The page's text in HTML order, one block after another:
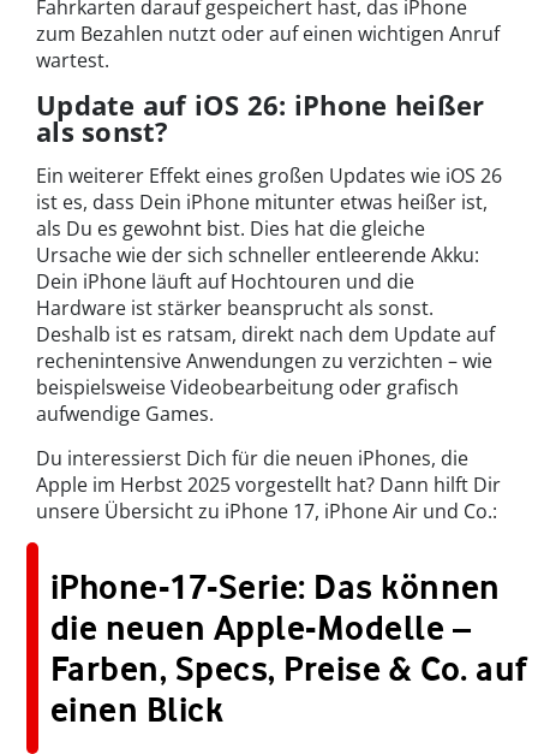
Fahrkarten darauf gespeichert hast, das iPhone
zum Bezahlen nutzt oder auf einen wichtigen Anruf
wartest.
Update auf iOS 26: iPhone heißer
als sonst?
Ein weiterer Effekt eines großen Updates wie iOS 26
ist es, dass Dein iPhone mitunter etwas heißer ist,
als Du es gewohnt bist. Dies hat die gleiche
Ursache wie der sich schneller entleerende Akku:
Dein iPhone läuft auf Hochtouren und die
Hardware ist stärker beansprucht als sonst.
Deshalb ist es ratsam, direkt nach dem Update auf
rechenintensive Anwendungen zu verzichten – wie
beispielsweise Videobearbeitung oder grafisch
aufwendige Games.
Du interessierst Dich für die neuen iPhones, die
Apple im Herbst 2025 vorgestellt hat? Dann hilft Dir
unsere Übersicht zu iPhone 17, iPhone Air und Co.:
iPhone-17-Serie: Das können
die neuen Apple-Modelle –
Farben, Specs, Preise & Co. auf
einen Blick